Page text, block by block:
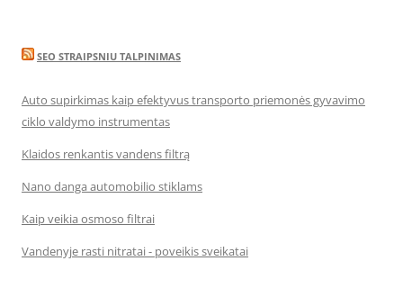
SEO STRAIPSNIU TALPINIMAS
Auto supirkimas kaip efektyvus transporto priemonės gyvavimo
ciklo valdymo instrumentas
Klaidos renkantis vandens filtrą
Nano danga automobilio stiklams
Kaip veikia osmoso filtrai
Vandenyje rasti nitratai - poveikis sveikatai